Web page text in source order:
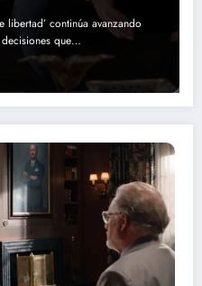
libertad’ continúa avanzando
que…